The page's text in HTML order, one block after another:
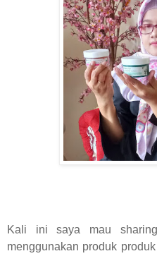
Kali ini saya mau
menggunakan produk